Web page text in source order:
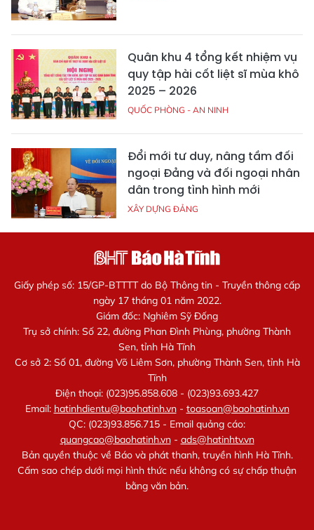
Quân khu 4 tổng kết nhiệm vụ
quy tập hài cốt liệt sĩ mùa khô
2025 – 2026
QUỐC PHÒNG - AN NINH
Đổi mới tư duy, nâng tầm đối
ngoại Đảng và đối ngoại nhân
dân trong tình hình mới
XÂY DỰNG ĐẢNG
Giấy phép số: 15/GP-BTTTT do Bộ Thông tin - Truyền thông cấp
ngày 17 tháng 01 năm 2022.
Giám đốc: Nghiêm Sỹ Đống
Trụ sở chính: Số 22, đường Phan Đình Phùng, phường Thành
Sen, tỉnh Hà Tĩnh
Cơ sở 2: Số 01, đường Võ Liêm Sơn, phường Thành Sen, tỉnh Hà
Tĩnh
Điện thoại: (023)95.858.608 - (023)93.693.427
Email: hatinhdientu@baohatinh.vn- toasoan@baohatinh.vn
QC: (023)93.856.715 - Email quảng cáo:
quangcao@baohatinh.vn- ads@hatinhtv.vn
Bản quyền thuộc về Báo và phát thanh, truyền hình Hà Tĩnh.
Cấm sao chép dưới mọi hình thức nếu không có sự chấp thuận
bằng văn bản.